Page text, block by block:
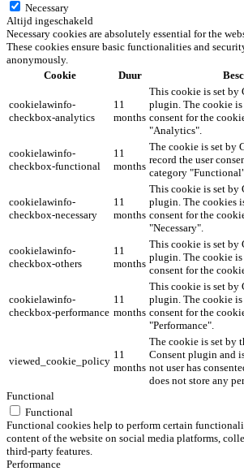
Necessary
Altijd ingeschakeld
Necessary cookies are absolutely essential for the
These cookies ensure basic functionalities and
anonymously.
Cookie
Duur
cookielawinfo-
checkbox-analytics
11
months
This cookie is set by
plugin. The cookie is
consent for the
"Analytics".
cookielawinfo-
checkbox-functional
11
months
The cookie is set by
record the user
category
cookielawinfo-
checkbox-necessary
11
months
This cookie is set by
plugin. The cookies
consent for the
"Necessary".
cookielawinfo-
checkbox-others
11
months
This cookie is set by
plugin. The cookie is
consent for the
cookielawinfo-
checkbox-performance
11
months
This cookie is set by
plugin. The cookie is
consent for the
"Performance".
viewed_cookie_policy
11
months
The cookie is set by
Consent plugin and
not user has
does not store any
Functional
Functional
Functional cookies help to perform certain
content of the website on social media platforms,
third-party features.
Performance